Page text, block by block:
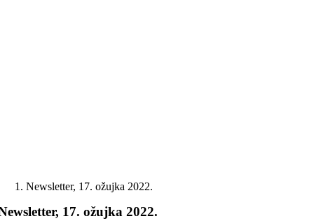
Newsletter, 17. ožujka 2022.
17. ožujka 2022.